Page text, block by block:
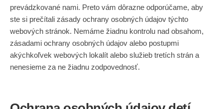
prevádzkované nami. Preto vám dôrazne odporúčame, aby
ste si prečítali zásady ochrany osobných údajov týchto
webových stránok. Nemáme žiadnu kontrolu nad obsahom,
zásadami ochrany osobných údajov alebo postupmi
akýchkoľvek webových lokalít alebo služieb tretích strán a
nenesieme za ne žiadnu zodpovednosť.